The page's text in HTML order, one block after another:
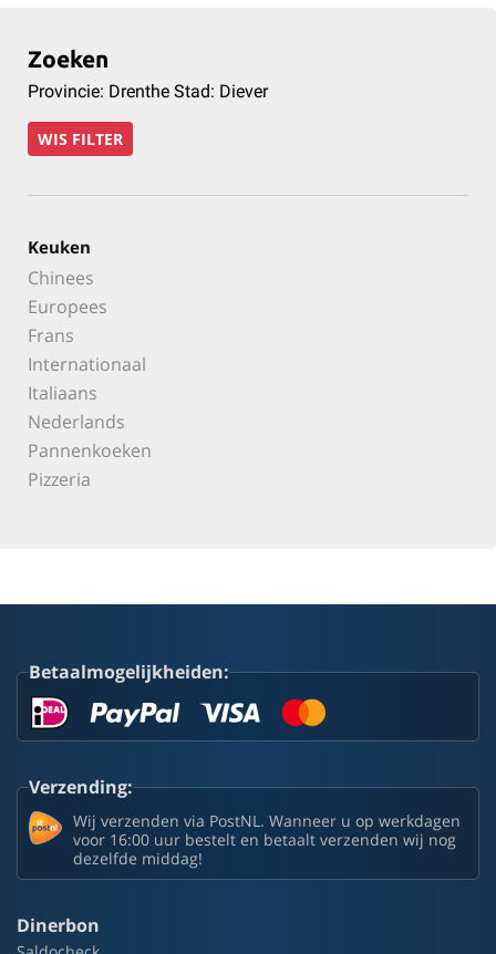
Zoeken
Provincie: Drenthe Stad: Diever
WIS FILTER
Keuken
Chinees
Europees
Frans
Internationaal
Italiaans
Nederlands
Pannenkoeken
Pizzeria
Betaalmogelijkheiden:
Verzending:
Wij verzenden via PostNL. Wanneer u op werkdagen
voor 16:00 uur bestelt en betaalt verzenden wij nog
dezelfde middag!
Dinerbon